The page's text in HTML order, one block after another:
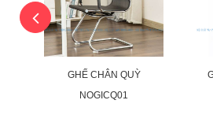
GHẾ CHÂN QUỲ
NOGICQ01